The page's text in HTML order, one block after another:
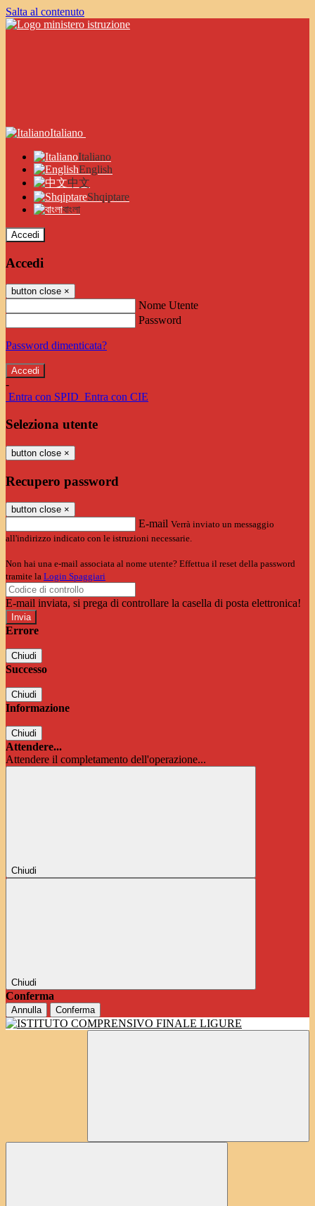
Salta al contenuto
Italiano
Italiano
English
中文
Shqiptare
বাংলা
Accedi
Accedi
button close ×
Nome Utente
Password
Password dimenticata?
-
Entra con SPID Entra con CIE
Seleziona utente
button close ×
Recupero password
button close ×
E-mail Verrà inviato un messaggio
all'indirizzo indicato con le istruzioni necessarie.
Non hai una e-mail associata al nome utente? Effettua il reset della password
tramite la Login Spaggiari
E-mail inviata, si prega di controllare la casella di posta elettronica!
Errore
Chiudi
Successo
Chiudi
Informazione
Chiudi
Attendere...
Attendere il completamento dell'operazione...
Chiudi
Chiudi
Conferma
Annulla Conferma